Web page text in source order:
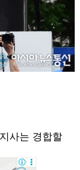
사는 경합할